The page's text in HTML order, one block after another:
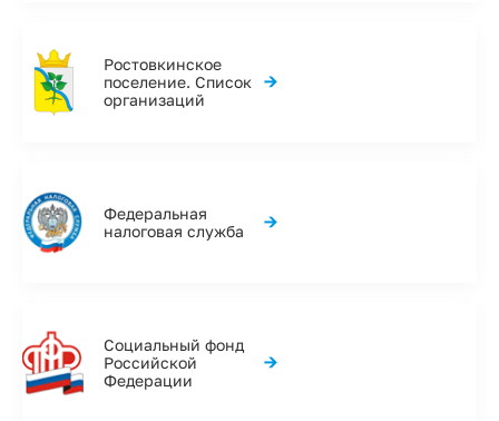
Ростовкинское
поселение. Список
организаций
→
Федеральная
налоговая служба
→
Социальный фонд
Российской
Федерации
→